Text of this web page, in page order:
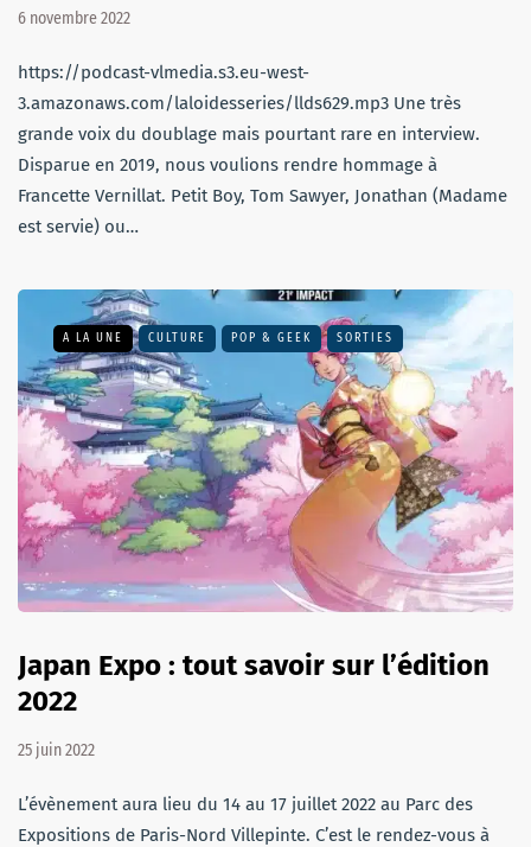
6 novembre 2022
https://podcast-vlmedia.s3.eu-west-
3.amazonaws.com/laloidesseries/llds629.mp3 Une très
grande voix du doublage mais pourtant rare en interview.
Disparue en 2019, nous voulions rendre hommage à
Francette Vernillat. Petit Boy, Tom Sawyer, Jonathan (Madame
est servie) ou…
A LA UNE CULTURE POP & GEEK SORTIES
Japan Expo : tout savoir sur l’édition
2022
25 juin 2022
L’évènement aura lieu du 14 au 17 juillet 2022 au Parc des
Expositions de Paris-Nord Villepinte. C’est le rendez-vous à